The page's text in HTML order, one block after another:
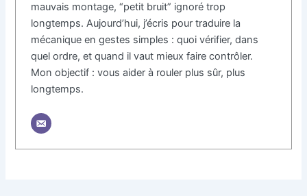
mauvais montage, “petit bruit” ignoré trop
longtemps. Aujourd’hui, j’écris pour traduire la
mécanique en gestes simples : quoi vérifier, dans
quel ordre, et quand il vaut mieux faire contrôler.
Mon objectif : vous aider à rouler plus sûr, plus
longtemps.